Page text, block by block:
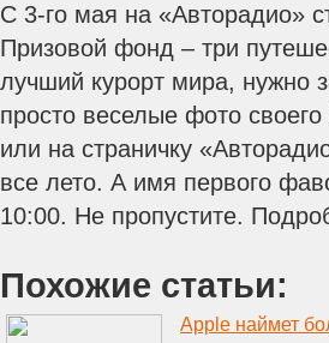
С 3-го мая на «Авторадио»
Призовой фонд – три
лучший курорт мира, нужно
просто веселые фото
или на страничку
все лето. А имя первого
10:00. Не пропустите.
Похожие статьи:
Apple наймет